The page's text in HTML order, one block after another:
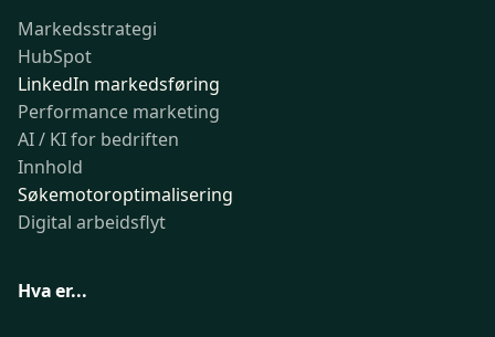
Markedsstrategi
HubSpot
LinkedIn markedsføring
Performance marketing
AI / KI for bedriften
Innhold
Søkemotoroptimalisering
Digital arbeidsflyt
Hva er...